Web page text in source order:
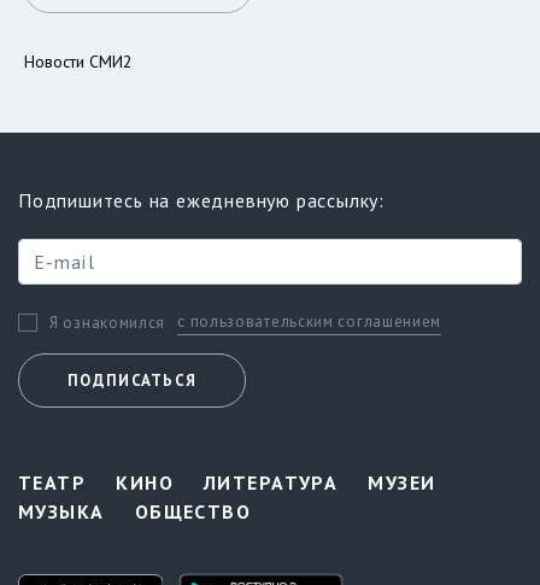
Новости СМИ2
Подпишитесь на ежедневную рассылку:
Я ознакомился с пользовательским соглашением
ПОДПИСАТЬСЯ
ТЕАТР КИНО ЛИТЕРАТУРА
МУЗЕИ
МУЗЫКА
ОБЩЕСТВО